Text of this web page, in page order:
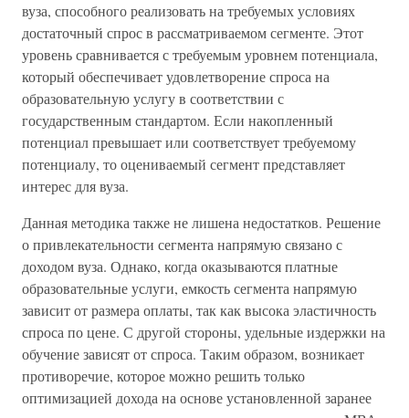
вуза, способного реализовать на требуемых условиях
достаточный спрос в рассматриваемом сегменте. Этот
уровень сравнивается с требуемым уровнем потенциала,
который обеспечивает удовлетворение спроса на
образовательную услугу в соответствии с
государственным стандартом. Если накопленный
потенциал превышает или соответствует требуемому
потенциалу, то оцениваемый сегмент представляет
интерес для вуза.
Данная методика также не лишена недостатков. Решение
о привлекательности сегмента напрямую связано с
доходом вуза. Однако, когда оказываются платные
образовательные услуги, емкость сегмента напрямую
зависит от размера оплаты, так как высока эластичность
спроса по цене. С другой стороны, удельные издержки на
обучение зависят от спроса. Таким образом, возникает
противоречие, которое можно решить только
оптимизацией дохода на основе установленной заранее